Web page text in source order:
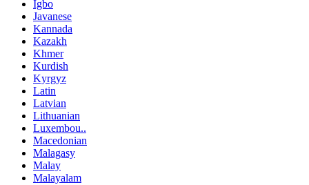
Igbo
Javanese
Kannada
Kazakh
Khmer
Kurdish
Kyrgyz
Latin
Latvian
Lithuanian
Luxembou..
Macedonian
Malagasy
Malay
Malayalam